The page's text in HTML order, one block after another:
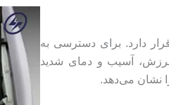
دارد. برای دسترسی به
لرزش، آسیب و دمای شدید
نشان می‌دهد.